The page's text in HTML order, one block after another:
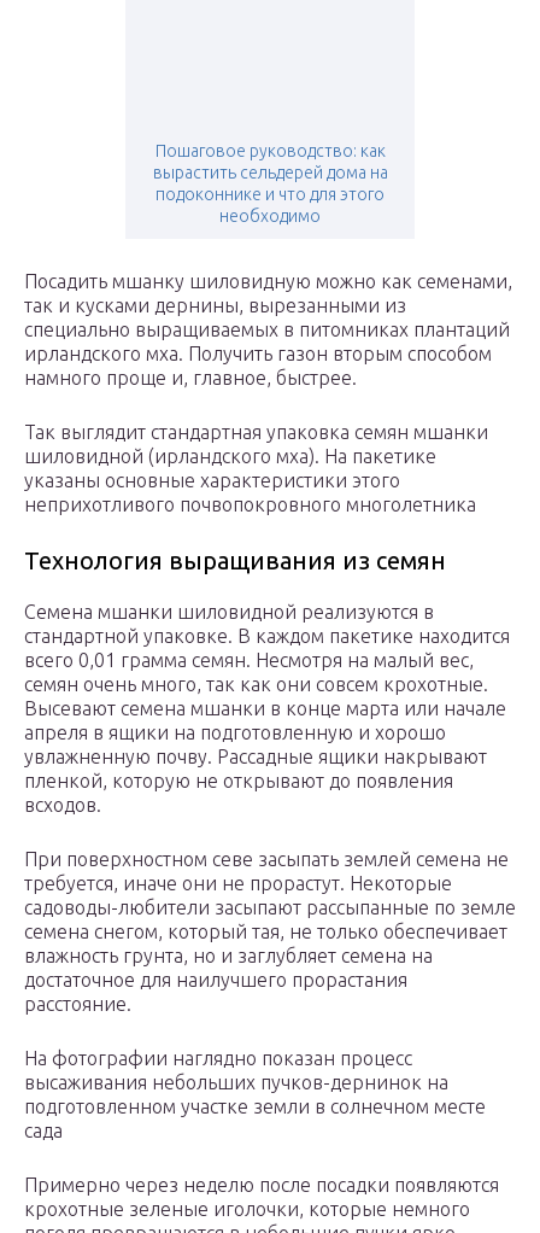
Пошаговое руководство: как
вырастить сельдерей дома на
подоконнике и что для этого
необходимо
Посадить мшанку шиловидную можно как семенами,
так и кусками дернины, вырезанными из
специально выращиваемых в питомниках плантаций
ирландского мха. Получить газон вторым способом
намного проще и, главное, быстрее.
Так выглядит стандартная упаковка семян мшанки
шиловидной (ирландского мха). На пакетике
указаны основные характеристики этого
неприхотливого почвопокровного многолетника
Технология выращивания из семян
Семена мшанки шиловидной реализуются в
стандартной упаковке. В каждом пакетике находится
всего 0,01 грамма семян. Несмотря на малый вес,
семян очень много, так как они совсем крохотные.
Высевают семена мшанки в конце марта или начале
апреля в ящики на подготовленную и хорошо
увлажненную почву. Рассадные ящики накрывают
пленкой, которую не открывают до появления
всходов.
При поверхностном севе засыпать землей семена не
требуется, иначе они не прорастут. Некоторые
садоводы-любители засыпают рассыпанные по земле
семена снегом, который тая, не только обеспечивает
влажность грунта, но и заглубляет семена на
достаточное для наилучшего прорастания
расстояние.
На фотографии наглядно показан процесс
высаживания небольших пучков-дернинок на
подготовленном участке земли в солнечном месте
сада
Примерно через неделю после посадки появляются
крохотные зеленые иголочки, которые немного